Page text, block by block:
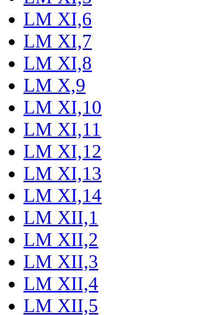
LM XI,6
LM XI,7
LM XI,8
LM X,9
LM XI,10
LM XI,11
LM XI,12
LM XI,13
LM XI,14
LM XII,1
LM XII,2
LM XII,3
LM XII,4
LM XII,5